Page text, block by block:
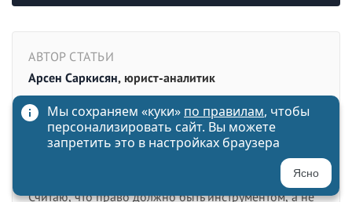
АВТОР СТАТЬИ
Арсен Саркисян, юрист-аналитик
Разбираю судебную практику, нормы и тонкие места
законодательства так, чтобы ими можно было
пользоваться в работе, а не только цитировать. Пишу
про споры, налоги, договоры и правоприменение -
без воды, с выводами и алгоритмами действий.
Считаю, что право должно быть инструментом, а не
Мы сохраняем «куки» по правилам, чтобы
персонализировать сайт. Вы можете
запретить это в настройках браузера
Ясно